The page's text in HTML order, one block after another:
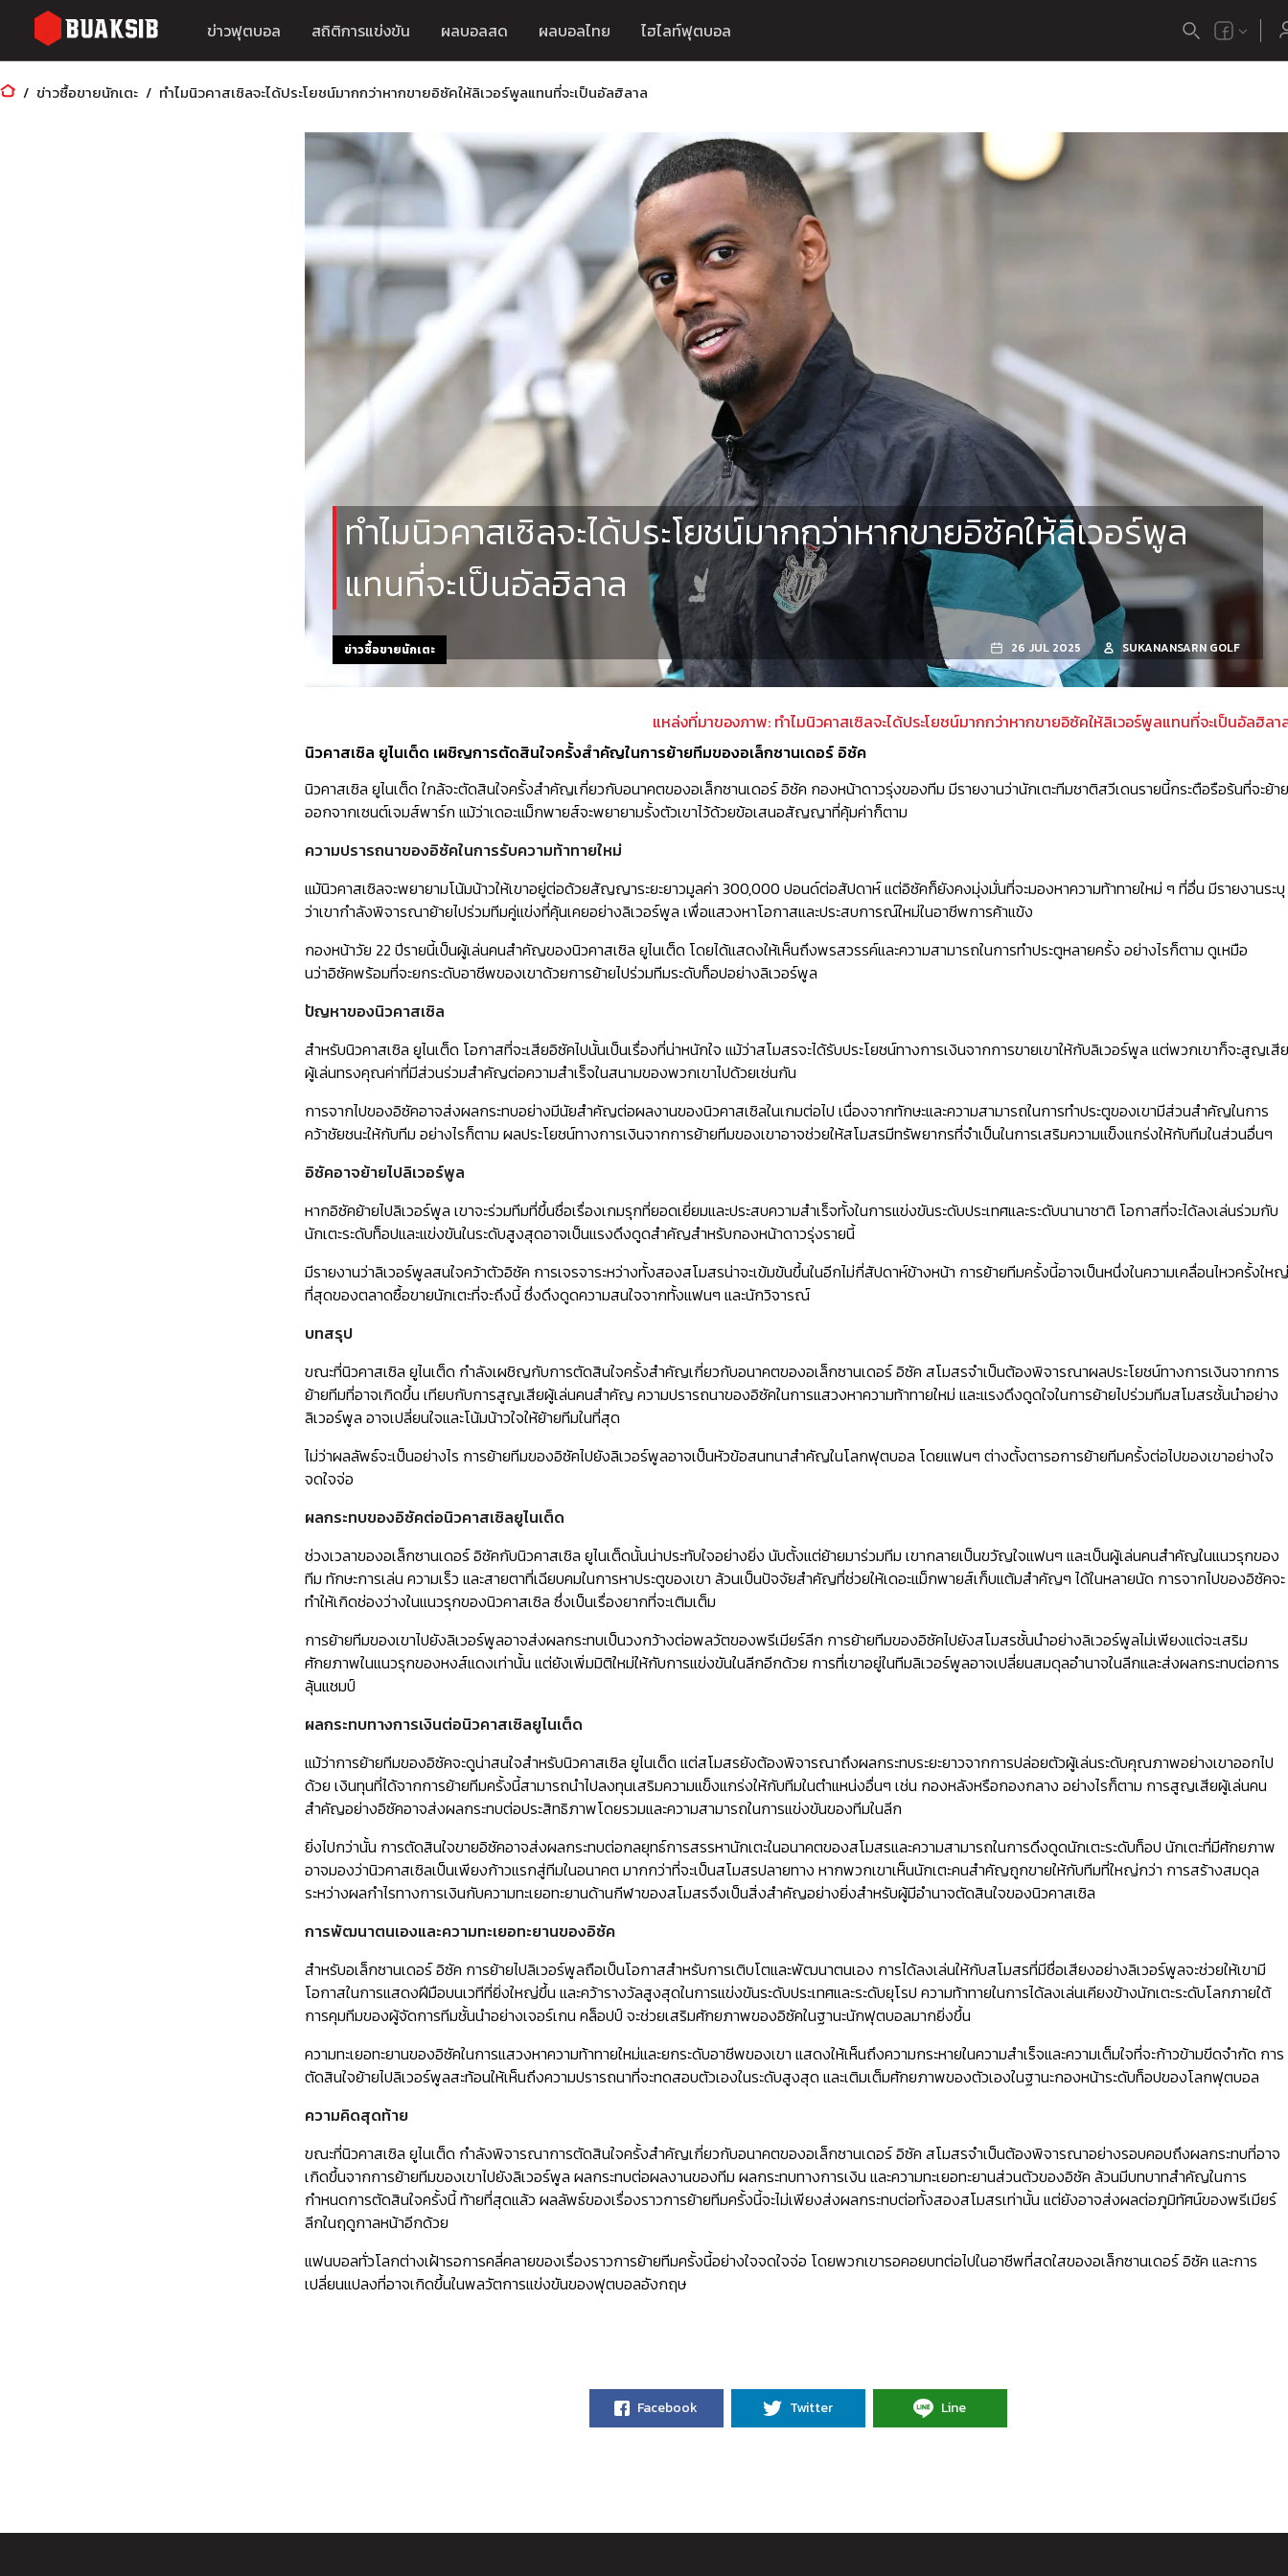
ข่าวฟุตบอล สถิติการแข่งขัน ผลบอลสด ผลบอลไทย ไฮไลท์ฟุตบอล
ข่าวซื้อขายนักเตะ ทำไมนิวคาสเซิลจะได้ประโยชน์มากกว่าหากขายอิซัคให้ลิเวอร์พูลแทนที่จะเป็นอัลฮิลาล
ทำไมนิวคาสเซิลจะได้ประโยชน์มากกว่าหากขายอิซัคให้ลิเวอร์พูล
แทนที่จะเป็นอัลฮิลาล
ข่าวซื้อขายนักเตะ 26 JUL 2025 SUKANANSARN GOLF
แหล่งที่มาของภาพ: ทำไมนิวคาสเซิลจะได้ประโยชน์มากกว่าหากขายอิซัคให้ลิเวอร์พูลแทนที่จะเป็นอัลฮิลา
นิวคาสเซิล ยูไนเต็ด เผชิญการตัดสินใจครั้งสำคัญในการย้ายทีมของอเล็กซานเดอร์ อิซัค
นิวคาสเซิล ยูไนเต็ด ใกล้จะตัดสินใจครั้งสำคัญเกี่ยวกับอนาคตของอเล็กซานเดอร์ อิซัค กองหน้าดาวรุ่งของทีม มีรายงานว่านักเตะทีมชาติสวีเดนรายนี้กระตือรือร้นที่จะย้าย
ออกจากเซนต์เจมส์พาร์ก แม้ว่าเดอะแม็กพายส์จะพยายามรั้งตัวเขาไว้ด้วยข้อเสนอสัญญาที่คุ้มค่าก็ตาม
ความปรารถนาของอิซัคในการรับความท้าทายใหม่
แม้นิวคาสเซิลจะพยายามโน้มน้าวให้เขาอยู่ต่อด้วยสัญญาระยะยาวมูลค่า 300,000 ปอนด์ต่อสัปดาห์ แต่อิซัคก็ยังคงมุ่งมั่นที่จะมองหาความท้าทายใหม่ ๆ ที่อื่น มีรายงานระบุ
ว่าเขากำลังพิจารณาย้ายไปร่วมทีมคู่แข่งที่คุ้นเคยอย่างลิเวอร์พูล เพื่อแสวงหาโอกาสและประสบการณ์ใหม่ในอาชีพการค้าแข้ง
กองหน้าวัย 22 ปีรายนี้เป็นผู้เล่นคนสำคัญของนิวคาสเซิล ยูไนเต็ด โดยได้แสดงให้เห็นถึงพรสวรรค์และความสามารถในการทำประตูหลายครั้ง อย่างไรก็ตาม ดูเหมือ
นว่าอิซัคพร้อมที่จะยกระดับอาชีพของเขาด้วยการย้ายไปร่วมทีมระดับท็อปอย่างลิเวอร์พูล
ปัญหาของนิวคาสเซิล
สำหรับนิวคาสเซิล ยูไนเต็ด โอกาสที่จะเสียอิซัคไปนั้นเป็นเรื่องที่น่าหนักใจ แม้ว่าสโมสรจะได้รับประโยชน์ทางการเงินจากการขายเขาให้กับลิเวอร์พูล แต่พวกเขาก็จะสูญเสีย
ผู้เล่นทรงคุณค่าที่มีส่วนร่วมสำคัญต่อความสำเร็จในสนามของพวกเขาไปด้วยเช่นกัน
การจากไปของอิซัคอาจส่งผลกระทบอย่างมีนัยสำคัญต่อผลงานของนิวคาสเซิลในเกมต่อไป เนื่องจากทักษะและความสามารถในการทำประตูของเขามีส่วนสำคัญในการ
คว้าชัยชนะให้กับทีม อย่างไรก็ตาม ผลประโยชน์ทางการเงินจากการย้ายทีมของเขาอาจช่วยให้สโมสรมีทรัพยากรที่จำเป็นในการเสริมความแข็งแกร่งให้กับทีมในส่วนอื่นๆ
อิซัคอาจย้ายไปลิเวอร์พูล
หากอิซัคย้ายไปลิเวอร์พูล เขาจะร่วมทีมที่ขึ้นชื่อเรื่องเกมรุกที่ยอดเยี่ยมและประสบความสำเร็จทั้งในการแข่งขันระดับประเทศและระดับนานาชาติ โอกาสที่จะได้ลงเล่นร่วมกับ
นักเตะระดับท็อปและแข่งขันในระดับสูงสุดอาจเป็นแรงดึงดูดสำคัญสำหรับกองหน้าดาวรุ่งรายนี้
มีรายงานว่าลิเวอร์พูลสนใจคว้าตัวอิซัค การเจรจาระหว่างทั้งสองสโมสรน่าจะเข้มข้นขึ้นในอีกไม่กี่สัปดาห์ข้างหน้า การย้ายทีมครั้งนี้อาจเป็นหนึ่งในความเคลื่อนไหวครั้งใหญ่
ที่สุดของตลาดซื้อขายนักเตะที่จะถึงนี้ ซึ่งดึงดูดความสนใจจากทั้งแฟนๆ และนักวิจารณ์
บทสรุป
ขณะที่นิวคาสเซิล ยูไนเต็ด กำลังเผชิญกับการตัดสินใจครั้งสำคัญเกี่ยวกับอนาคตของอเล็กซานเดอร์ อิซัค สโมสรจำเป็นต้องพิจารณาผลประโยชน์ทางการเงินจากการ
ย้ายทีมที่อาจเกิดขึ้น เทียบกับการสูญเสียผู้เล่นคนสำคัญ ความปรารถนาของอิซัคในการแสวงหาความท้าทายใหม่ และแรงดึงดูดใจในการย้ายไปร่วมทีมสโมสรชั้นนำอย่าง
ลิเวอร์พูล อาจเปลี่ยนใจและโน้มน้าวใจให้ย้ายทีมในที่สุด
ไม่ว่าผลลัพธ์จะเป็นอย่างไร การย้ายทีมของอิซัคไปยังลิเวอร์พูลอาจเป็นหัวข้อสนทนาสำคัญในโลกฟุตบอล โดยแฟนๆ ต่างตั้งตารอการย้ายทีมครั้งต่อไปของเขาอย่างใจ
จดใจจ่อ
ผลกระทบของอิซัคต่อนิวคาสเซิลยูไนเต็ด
ช่วงเวลาของอเล็กซานเดอร์ อิซัคกับนิวคาสเซิล ยูไนเต็ดนั้นน่าประทับใจอย่างยิ่ง นับตั้งแต่ย้ายมาร่วมทีม เขากลายเป็นขวัญใจแฟนๆ และเป็นผู้เล่นคนสำคัญในแนวรุกของ
ทีม ทักษะการเล่น ความเร็ว และสายตาที่เฉียบคมในการหาประตูของเขา ล้วนเป็นปัจจัยสำคัญที่ช่วยให้เดอะแม็กพายส์เก็บแต้มสำคัญๆ ได้ในหลายนัด การจากไปของอิซัคจะ
ทำให้เกิดช่องว่างในแนวรุกของนิวคาสเซิล ซึ่งเป็นเรื่องยากที่จะเติมเต็ม
การย้ายทีมของเขาไปยังลิเวอร์พูลอาจส่งผลกระทบเป็นวงกว้างต่อพลวัตของพรีเมียร์ลีก การย้ายทีมของอิซัคไปยังสโมสรชั้นนำอย่างลิเวอร์พูลไม่เพียงแต่จะเสริม
ศักยภาพในแนวรุกของหงส์แดงเท่านั้น แต่ยังเพิ่มมิติใหม่ให้กับการแข่งขันในลีกอีกด้วย การที่เขาอยู่ในทีมลิเวอร์พูลอาจเปลี่ยนสมดุลอำนาจในลีกและส่งผลกระทบต่อการ
ลุ้นแชมป์
ผลกระทบทางการเงินต่อนิวคาสเซิลยูไนเต็ด
แม้ว่าการย้ายทีมของอิซัคจะดูน่าสนใจสำหรับนิวคาสเซิล ยูไนเต็ด แต่สโมสรยังต้องพิจารณาถึงผลกระทบระยะยาวจากการปล่อยตัวผู้เล่นระดับคุณภาพอย่างเขาออกไป
ด้วย เงินทุนที่ได้จากการย้ายทีมครั้งนี้สามารถนำไปลงทุนเสริมความแข็งแกร่งให้กับทีมในตำแหน่งอื่นๆ เช่น กองหลังหรือกองกลาง อย่างไรก็ตาม การสูญเสียผู้เล่นคน
สำคัญอย่างอิซัคอาจส่งผลกระทบต่อประสิทธิภาพโดยรวมและความสามารถในการแข่งขันของทีมในลีก
ยิ่งไปกว่านั้น การตัดสินใจขายอิซัคอาจส่งผลกระทบต่อกลยุทธ์การสรรหานักเตะในอนาคตของสโมสรและความสามารถในการดึงดูดนักเตะระดับท็อป นักเตะที่มีศักยภาพ
อาจมองว่านิวคาสเซิลเป็นเพียงก้าวแรกสู่ทีมในอนาคต มากกว่าที่จะเป็นสโมสรปลายทาง หากพวกเขาเห็นนักเตะคนสำคัญถูกขายให้กับทีมที่ใหญ่กว่า การสร้างสมดุล
ระหว่างผลกำไรทางการเงินกับความทะเยอทะยานด้านกีฬาของสโมสรจึงเป็นสิ่งสำคัญอย่างยิ่งสำหรับผู้มีอำนาจตัดสินใจของนิวคาสเซิล
การพัฒนาตนเองและความทะเยอทะยานของอิซัค
สำหรับอเล็กซานเดอร์ อิซัค การย้ายไปลิเวอร์พูลถือเป็นโอกาสสำหรับการเติบโตและพัฒนาตนเอง การได้ลงเล่นให้กับสโมสรที่มีชื่อเสียงอย่างลิเวอร์พูลจะช่วยให้เขามี
โอกาสในการแสดงฝีมือบนเวทีที่ยิ่งใหญ่ขึ้น และคว้ารางวัลสูงสุดในการแข่งขันระดับประเทศและระดับยุโรป ความท้าทายในการได้ลงเล่นเคียงข้างนักเตะระดับโลกภายใต้
การคุมทีมของผู้จัดการทีมชั้นนำอย่างเจอร์เกน คล็อปป์ จะช่วยเสริมศักยภาพของอิซัคในฐานะนักฟุตบอลมากยิ่งขึ้น
ความทะเยอทะยานของอิซัคในการแสวงหาความท้าทายใหม่และยกระดับอาชีพของเขา แสดงให้เห็นถึงความกระหายในความสำเร็จและความเต็มใจที่จะก้าวข้ามขีดจำกัด การ
ตัดสินใจย้ายไปลิเวอร์พูลสะท้อนให้เห็นถึงความปรารถนาที่จะทดสอบตัวเองในระดับสูงสุด และเติมเต็มศักยภาพของตัวเองในฐานะกองหน้าระดับท็อปของโลกฟุตบอล
ความคิดสุดท้าย
ขณะที่นิวคาสเซิล ยูไนเต็ด กำลังพิจารณาการตัดสินใจครั้งสำคัญเกี่ยวกับอนาคตของอเล็กซานเดอร์ อิซัค สโมสรจำเป็นต้องพิจารณาอย่างรอบคอบถึงผลกระทบที่อาจ
เกิดขึ้นจากการย้ายทีมของเขาไปยังลิเวอร์พูล ผลกระทบต่อผลงานของทีม ผลกระทบทางการเงิน และความทะเยอทะยานส่วนตัวของอิซัค ล้วนมีบทบาทสำคัญในการ
กำหนดการตัดสินใจครั้งนี้ ท้ายที่สุดแล้ว ผลลัพธ์ของเรื่องราวการย้ายทีมครั้งนี้จะไม่เพียงส่งผลกระทบต่อทั้งสองสโมสรเท่านั้น แต่ยังอาจส่งผลต่อภูมิทัศน์ของพรีเมียร์
ลีกในฤดูกาลหน้าอีกด้วย
แฟนบอลทั่วโลกต่างเฝ้ารอการคลี่คลายของเรื่องราวการย้ายทีมครั้งนี้อย่างใจจดใจจ่อ โดยพวกเขารอคอยบทต่อไปในอาชีพที่สดใสของอเล็กซานเดอร์ อิซัค และการ
เปลี่ยนแปลงที่อาจเกิดขึ้นในพลวัตการแข่งขันของฟุตบอลอังกฤษ
Facebook Twitter Line